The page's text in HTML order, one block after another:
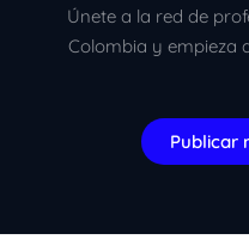
Únete a la red de
Colombia y empieza
Publicar